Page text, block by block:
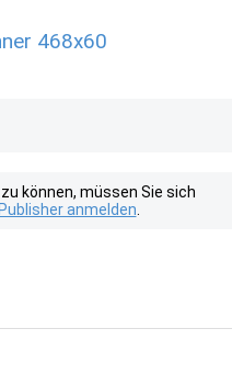
468x60
können, müssen Sie sich
anmelden